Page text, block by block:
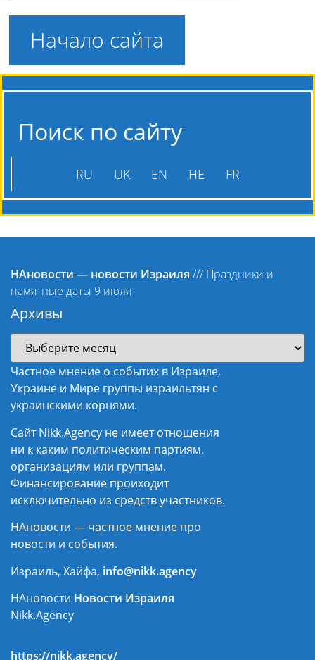
Начало сайта
Поиск по сайту
RU UK EN HE FR
НАновости — новости Израиля /// Праздники и
памятные даты 9 июля
Архивы
Частное мнение о событих в Израиле,
Украине и Мире группы израильтян с
украинскими корнями.
Сайт Nikk.Agency не имеет отношения
ни к каким политическим партиям,
организациям или группам.
Финансирование проиходит
исключительно из средств участников.
НАновости — частное мнение про
новости и события.
Израиль, Хайфа, info@nikk.agency
НАновости Новости Израиля
Nikk.Agency
https://nikk.agency/